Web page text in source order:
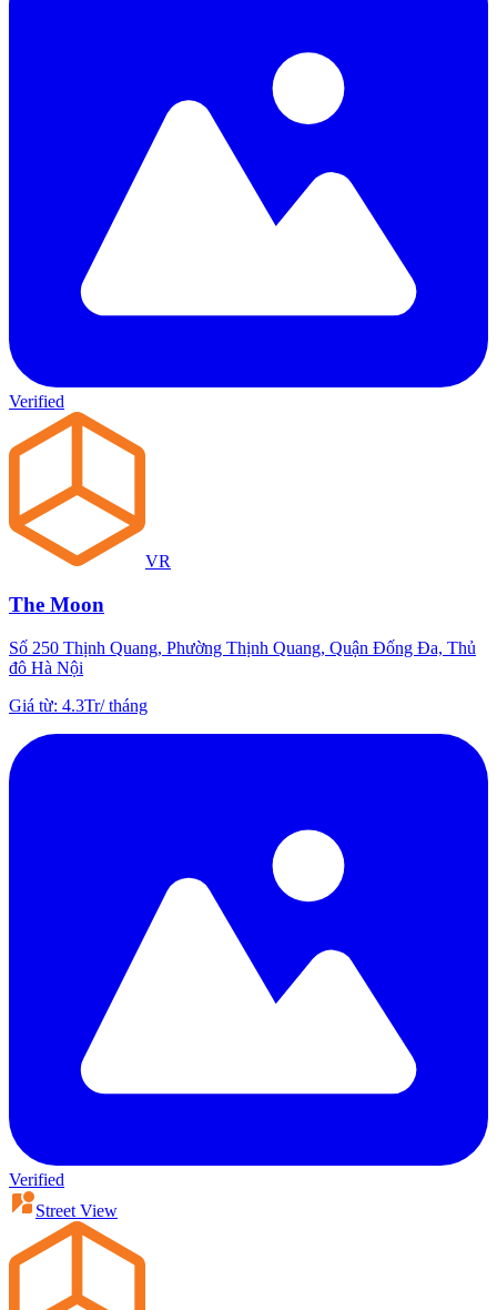
Verified
VR
The Moon
Số 250 Thịnh Quang, Phường Thịnh Quang, Quận Đống Đa, Thủ
đô Hà Nội
Giá từ: 4.3Tr/tháng
Verified
Street View